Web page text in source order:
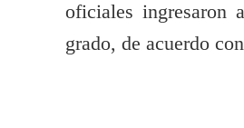
oficiales ingresaron
grado, de acuerdo